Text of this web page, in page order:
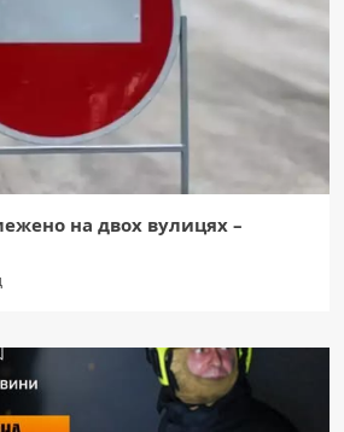
на двох вулицях –